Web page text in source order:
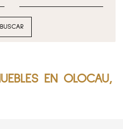
BUSCAR
EN OLOCAU,